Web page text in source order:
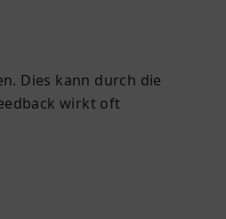
Dies kann durch die
wirkt oft